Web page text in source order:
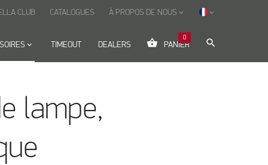
keyboard_arrow_down TIMEOUT DEALERS shopping_basket PANIER
0
search
CLUB CATALOGUES À PROPOS DE NOUS keyboard_arrow_down keyboard_arrow_down
lampe,